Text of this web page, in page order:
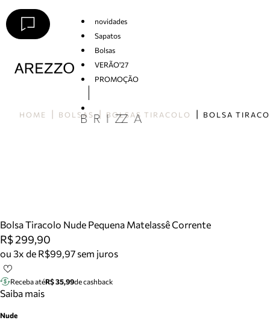
novidades
Sapatos
Bolsas
VERÃO'27
PROMOÇÃO
HOME BOLSAS BOLSAS TIRACOLO
Bolsa Tiracolo Nude Pequena Matelassê Corrente
R$ 299,90
ou 3x de R$99,97 sem juros
Receba atéR$ 35,99de cashback
Saiba mais
Nude